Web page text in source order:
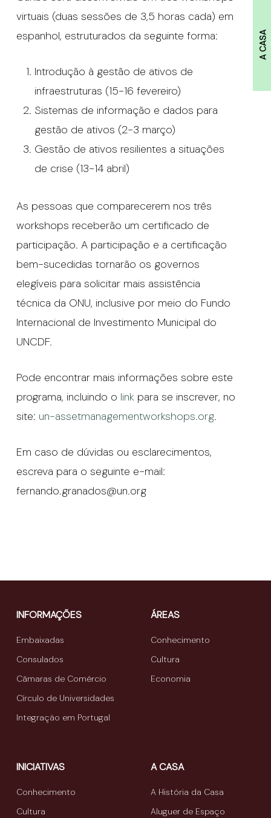
A CASA
virtuais (duas sessões de 3,5 horas cada) em
espanhol, estruturados da seguinte forma:
Introdução à gestão de ativos de
infraestruturas (15-16 fevereiro)
Sistemas de informação e dados para
gestão de ativos (2-3 março)
Gestão de ativos resilientes a situações
de crise (13-14 abril)
As pessoas que comparecerem nos três
workshops receberão um certificado de
participação. A participação e a certificação
bem-sucedidas tornarão os governos
elegíveis para solicitar mais assistência
técnica da ONU, inclusive por meio do Fundo
Internacional de Investimento Municipal do
UNCDF.
Pode encontrar mais informações sobre este
programa, incluindo o linkpara se inscrever, no
site: un-assetmanagementworkshops.org.
Em caso de dúvidas ou esclarecimentos,
escreva para o seguinte e-mail:
fernando.granados@un.org
INFORMAÇÕES
Embaixadas
Consulados
Câmaras de Comércio
Círculo de Universidades
Integração em Portugal
ÁREAS
Conhecimento
Cultura
Economia
INICIATIVAS
Conhecimento
Cultura
A CASA
A História da Casa
Aluguer de Espaço